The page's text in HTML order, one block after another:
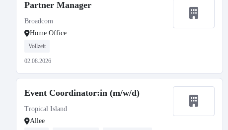
Partner Manager
Broadcom
Home Office
Vollzeit
02.08.2026
Event Coordinator:in (m/w/d)
Tropical Island
Allee